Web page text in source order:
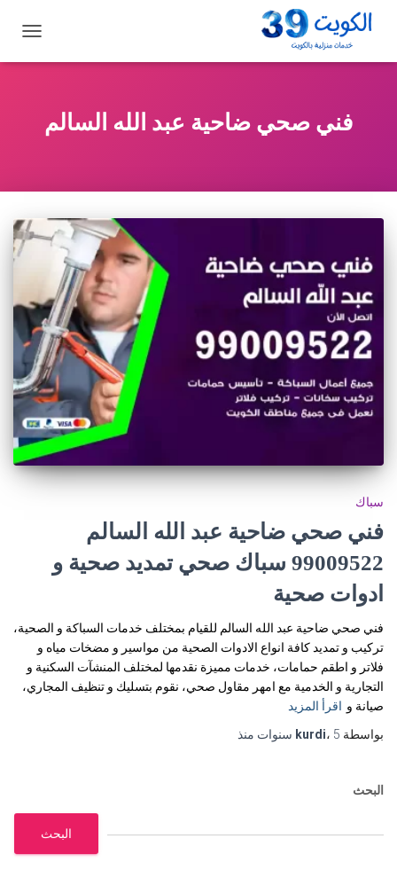
التنقل
فني صحي ضاحية عبد الله السالم
سباك
فني صحي ضاحية عبد الله السالم
99009522 سباك صحي تمديد صحية و
ادوات صحية
فني صحي ضاحية عبد الله السالم للقيام بمختلف خدمات السباكة و الصحية،
تركيب و تمديد كافة انواع الادوات الصحية من مواسير و مضخات مياه و
فلاتر و اطقم حمامات، خدمات مميزة نقدمها لمختلف المنشآت السكنية و
التجارية و الخدمية مع امهر مقاول صحي، نقوم بتسليك و تنظيف المجاري،
صيانة و اقرأ المزيد
بواسطة
kurdi، 5 سنوات منذ
البحث
البحث